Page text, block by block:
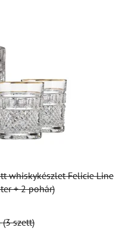
whiskykészlet Felicie Line
+ 2 pohár)
(3 szett)